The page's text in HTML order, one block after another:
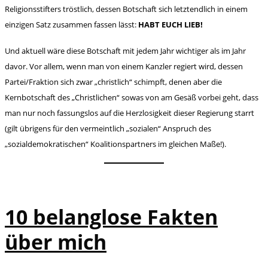
Religionsstifters tröstlich, dessen Botschaft sich letztendlich in einem
einzigen Satz zusammen fassen lässt: HABT EUCH LIEB!
Und aktuell wäre diese Botschaft mit jedem Jahr wichtiger als im Jahr
davor. Vor allem, wenn man von einem Kanzler regiert wird, dessen
Partei/Fraktion sich zwar „christlich“ schimpft, denen aber die
Kernbotschaft des „Christlichen“ sowas von am Gesäß vorbei geht, dass
man nur noch fassungslos auf die Herzlosigkeit dieser Regierung starrt
(gilt übrigens für den vermeintlich „sozialen“ Anspruch des
„sozialdemokratischen“ Koalitionspartners im gleichen Maße!).
10 belanglose Fakten
über mich